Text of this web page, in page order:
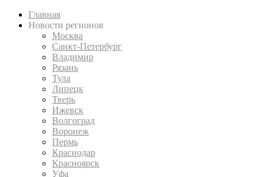
Главная
Новости регионов
Москва
Санкт-Петербург
Владимир
Рязань
Тула
Липецк
Тверь
Ижевск
Волгоград
Воронеж
Пермь
Краснодар
Красноярск
Уфа